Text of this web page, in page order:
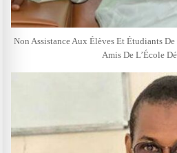
Non Assistance Aux Élèves Et Étudiants
Amis De L’École